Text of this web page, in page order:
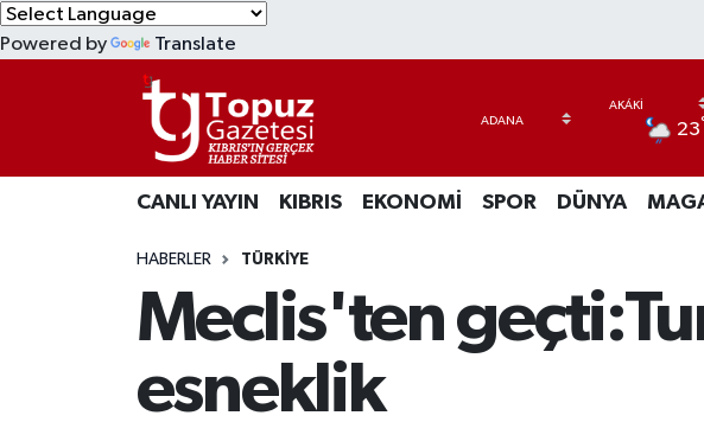
Powered by Translate
23
CANLI YAYIN KIBRIS EKONOMİ SPOR DÜNYA
HABERLER TÜRKİYE
Meclis'ten
esneklik
EKONOMİ
MAGAZİN
Lefkoşa Nöbetçi Eczaneler
Lefkoşa Hava Durumu
Lefkoşa Trafik Yoğunluk Haritası
Süper Lig Puan Durumu ve Fikstür
Tüm Manşetler
Son Dakika Haberleri